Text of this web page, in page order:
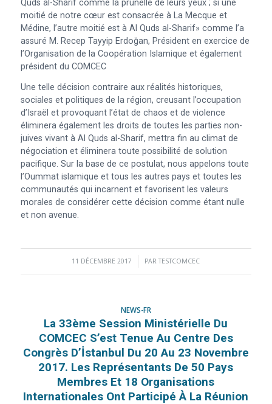
Quds al-Sharif comme la prunelle de leurs yeux ; si une
moitié de notre cœur est consacrée à La Mecque et
Médine, l’autre moitié est à Al Quds al-Sharif» comme l’a
assuré M. Recep Tayyip Erdoğan, Président en exercice de
l’Organisation de la Coopération Islamique et également
président du COMCEC
Une telle décision contraire aux réalités historiques,
sociales et politiques de la région, creusant l’occupation
d’Israël et provoquant l’état de chaos et de violence
éliminera également les droits de toutes les parties non-
juives vivant à Al Quds al-Sharif, mettra fin au climat de
négociation et éliminera toute possibilité de solution
pacifique. Sur la base de ce postulat, nous appelons toute
l’Oummat islamique et tous les autres pays et toutes les
communautés qui incarnent et favorisent les valeurs
morales de considérer cette décision comme étant nulle
et non avenue.
11 DÉCEMBRE 2017
/ PARTESTCOMCEC
NEWS-FR
La 33ème Session Ministérielle Du
COMCEC S’est Tenue Au Centre Des
Congrès D’İstanbul Du 20 Au 23 Novembre
2017. Les Représentants De 50 Pays
Membres Et 18 Organisations
Internationales Ont Participé À La Réunion